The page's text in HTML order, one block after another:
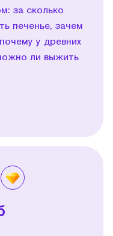
за сколько
печенье, зачем
у древних
ли выжить